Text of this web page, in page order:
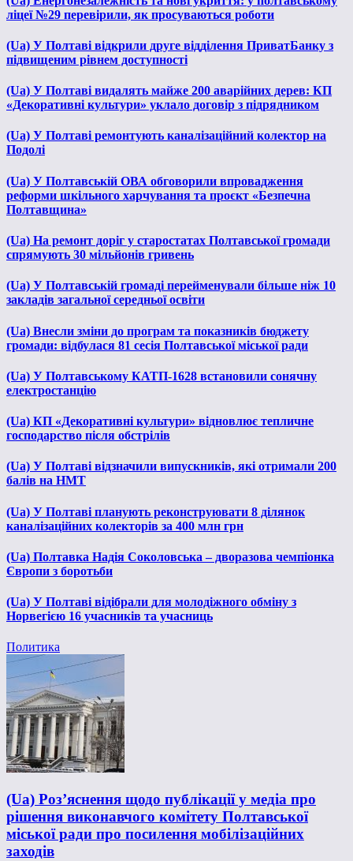
ліцеї №29 перевірили, як просуваються роботи
(Ua) У Полтаві відкрили друге відділення ПриватБанку з
підвищеним рівнем доступності
(Ua) У Полтаві видалять майже 200 аварійних дерев: КП
«Декоративні культури» уклало договір з підрядником
(Ua) У Полтаві ремонтують каналізаційний колектор на
Подолі
(Ua) У Полтавській ОВА обговорили впровадження
реформи шкільного харчування та проєкт «Безпечна
Полтавщина»
(Ua) На ремонт доріг у старостатах Полтавської громади
спрямують 30 мільйонів гривень
(Ua) У Полтавській громаді перейменували більше ніж 10
закладів загальної середньої освіти
(Ua) Внесли зміни до програм та показників бюджету
громади: відбулася 81 сесія Полтавської міської ради
(Ua) У Полтавському КАТП-1628 встановили сонячну
електростанцію
(Ua) КП «Декоративні культури» відновлює тепличне
господарство після обстрілів
(Ua) У Полтаві відзначили випускників, які отримали 200
балів на НМТ
(Ua) У Полтаві планують реконструювати 8 ділянок
каналізаційних колекторів за 400 млн грн
(Ua) Полтавка Надія Соколовська – дворазова чемпіонка
Європи з боротьби
(Ua) У Полтаві відібрали для молодіжного обміну з
Норвегією 16 учасників та учасниць
Политика
(Ua) Роз’яснення щодо публікації у медіа про
рішення виконавчого комітету Полтавської
міської ради про посилення мобілізаційних
заходів